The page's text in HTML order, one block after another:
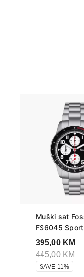
Muški sat
FS6045
395,00 KM
445,00KM
SAVE 11%